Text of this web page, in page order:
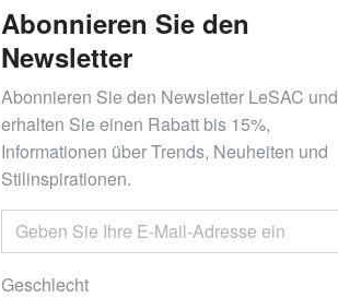
Abonnieren Sie den
Newsletter
Abonnieren Sie den Newsletter LeSAC und
erhalten Sie einen Rabatt bis 15%,
Informationen über Trends, Neuheiten und
Stilinspirationen.
Geschlecht